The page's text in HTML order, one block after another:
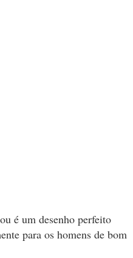
é um desenho perfeito
para os homens de bom